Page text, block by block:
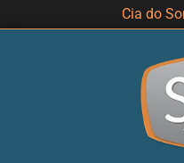
Cia do